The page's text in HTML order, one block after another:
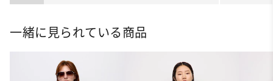
ト
一緒に見られている商品